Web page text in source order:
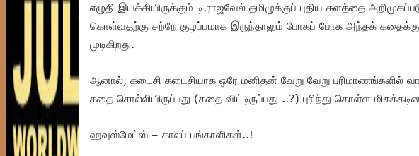
எழுதி இயக்கியிருக்கும் டி.ராஜவேல் தமிழுக்குப் புதிய களத்தை
கொள்வதற்கு சற்றே குழப்பமாக இருந்தாலும் போகப் போக அந்தக்
முடிகிறது.
ஆனால், கடைசி கடைசியாக ஒரே மனிதன் வேறு வேறு பரிமாணங்களில்
கதை சொல்லியிருப்பது (கதை விட்டிருப்பது ..?) புரிந்து கொள்ள
ஹவுஸ்மேட்ஸ் – காலப் பங்காளிகள்..!